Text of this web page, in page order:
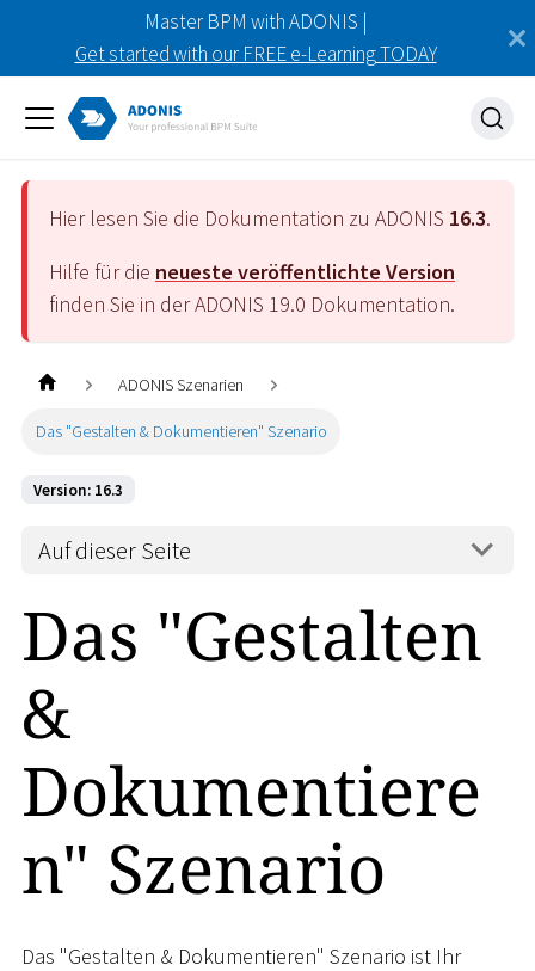
Master BPM with ADONIS |
Get started with our FREE e-Learning TODAY
Hier lesen Sie die Dokumentation zu ADONIS 16.3.
Hilfe für die neueste veröffentlichte Version
finden Sie in der ADONIS 19.0 Dokumentation.
ADONIS Szenarien
Das "Gestalten & Dokumentieren" Szenario
Version: 16.3
Auf dieser Seite
Das "Gestalten
&
Dokumentiere
n" Szenario
Das "Gestalten & Dokumentieren" Szenario ist Ihr